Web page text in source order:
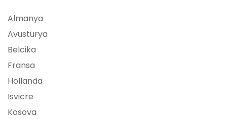
Almanya
Avusturya
Belcika
Fransa
Hollanda
Isvicre
Kosova